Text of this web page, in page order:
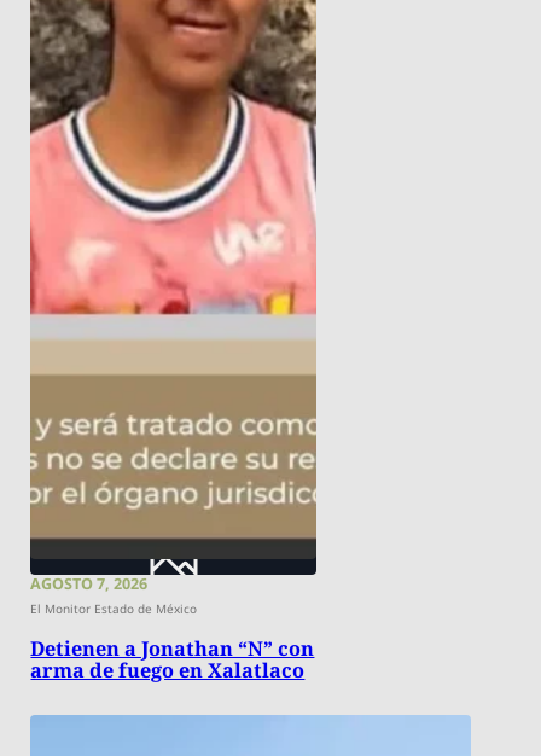
AGOSTO 7, 2026
El Monitor Estado de México
Detienen a Jonathan “N” con
arma de fuego en Xalatlaco